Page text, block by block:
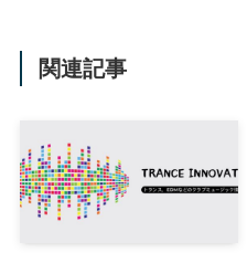
関連記事